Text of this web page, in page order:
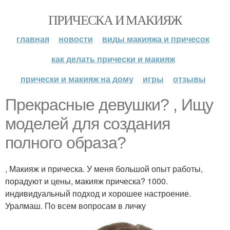
ПРИЧЕСКА И МАКИЯЖ
главная новости
виды макияжа и причесок
как делать прически и макияж
прически и макияж на дому
игры отзывы
Прекрасные девушки? , Ищу
моделей для создания
полного образа?
, Макияж и прическа. У меня большой опыт работы,
порадуют и цены, макияж прическа? 1000.
индивидуальный подход и хорошее настроение.
Уралмаш. По всем вопросам в личку